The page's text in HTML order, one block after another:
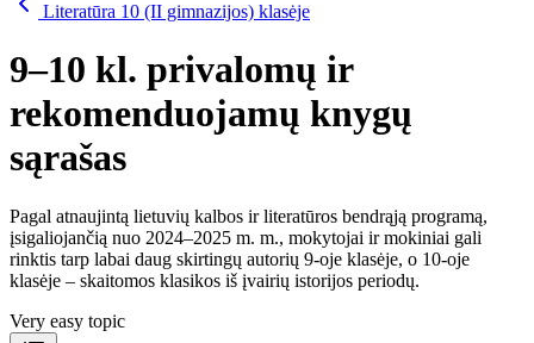
Literatūra 10 (II gimnazijos) klasėje
9–10 kl. privalomų ir
rekomenduojamų knygų
sąrašas
Pagal atnaujintą lietuvių kalbos ir literatūros bendrąją programą,
įsigaliojančią nuo 2024–2025 m. m., mokytojai ir mokiniai gali
rinktis tarp labai daug skirtingų autorių 9-oje klasėje, o 10-oje
klasėje – skaitomos klasikos iš įvairių istorijos periodų.
Very easy topic